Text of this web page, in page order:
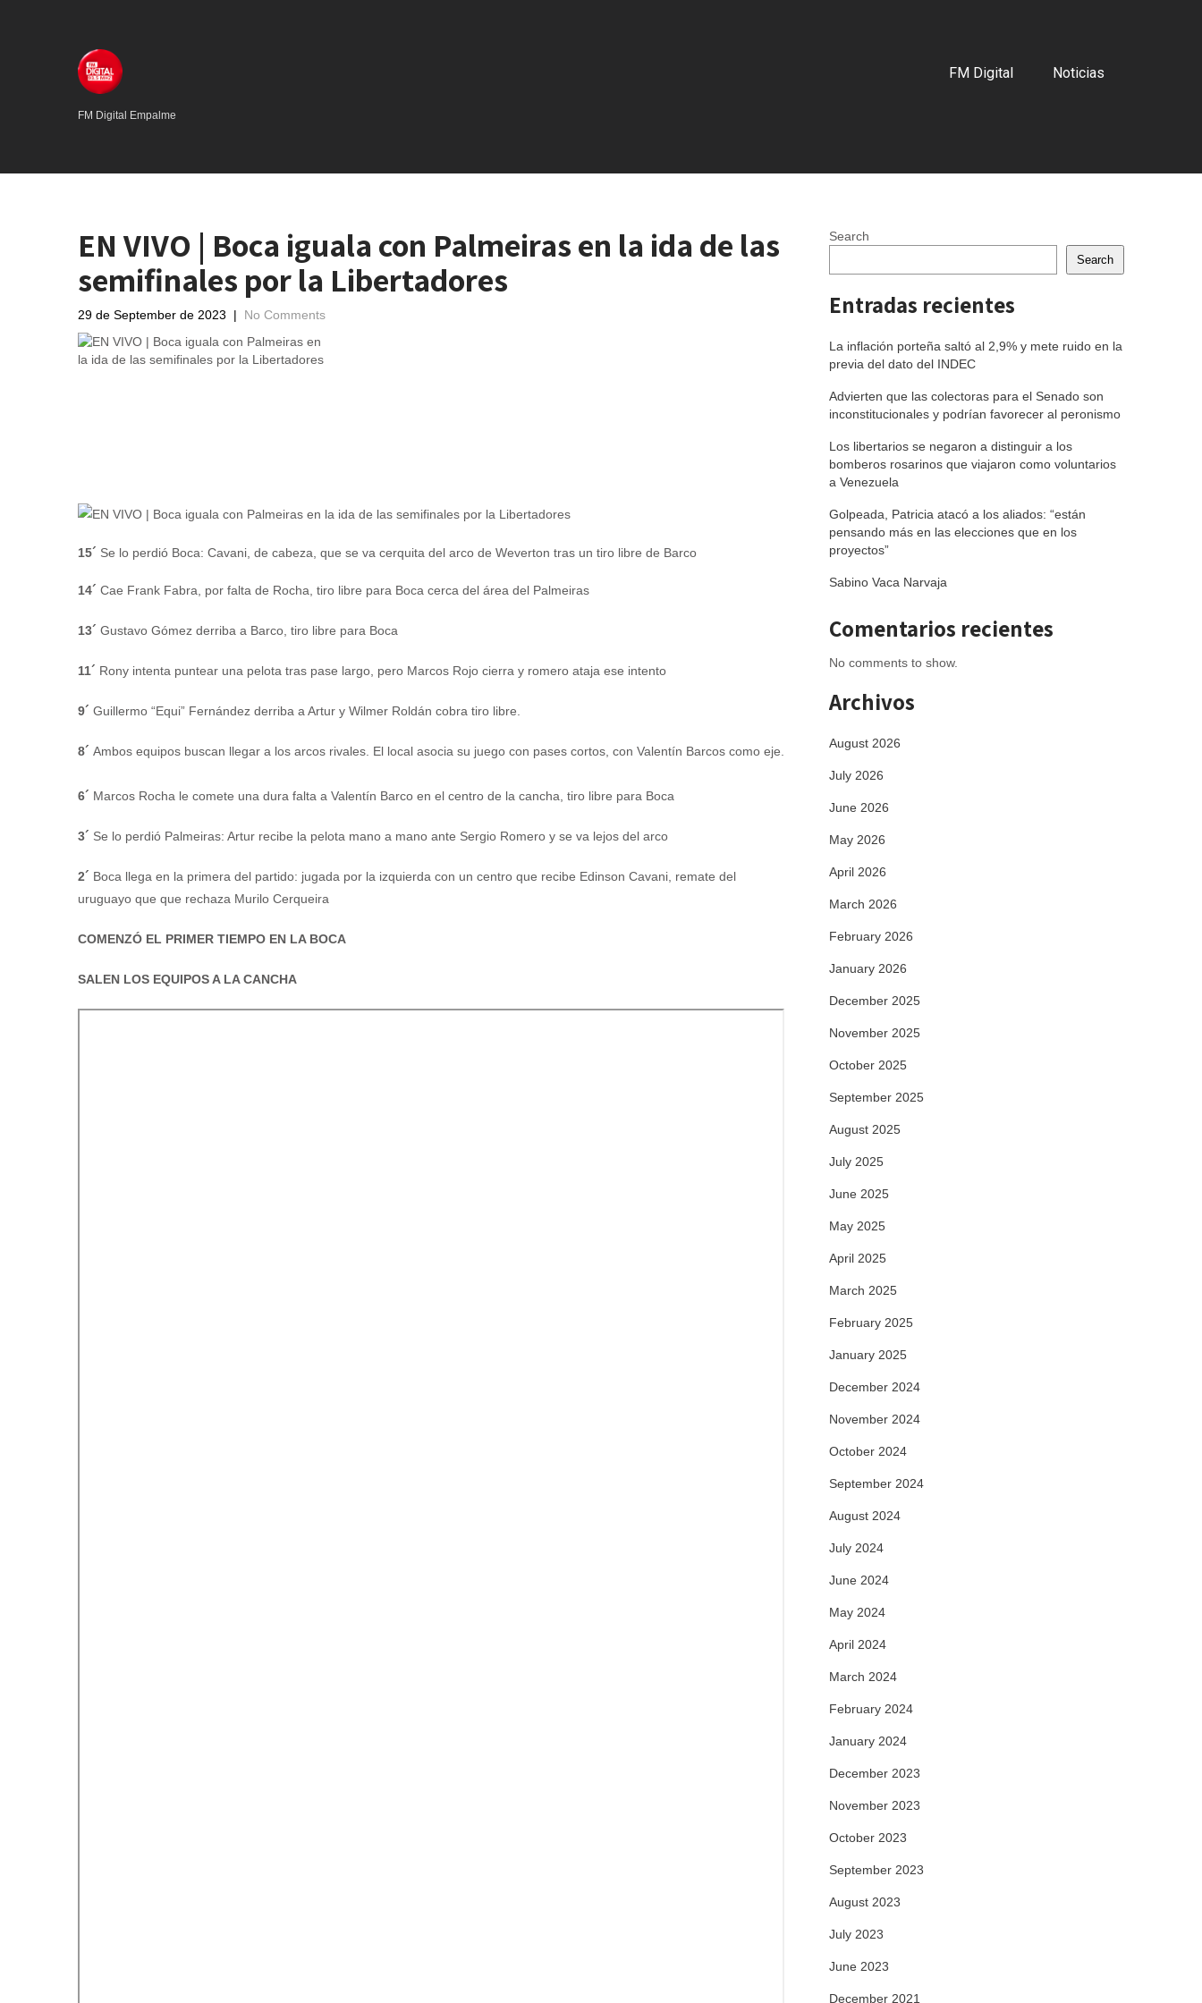
FM Digital Empalme
FM Digital Noticias
EN VIVO | Boca iguala con Palmeiras en la ida de las
semifinales por la Libertadores
29 de September de 2023 | No Comments
15´ Se lo perdió Boca: Cavani, de cabeza, que se va cerquita del arco de Weverton tras un tiro libre de Barco
14´ Cae Frank Fabra, por falta de Rocha, tiro libre para Boca cerca del área del Palmeiras
13´ Gustavo Gómez derriba a Barco, tiro libre para Boca
11´ Rony intenta puntear una pelota tras pase largo, pero Marcos Rojo cierra y romero ataja ese intento
9´ Guillermo “Equi” Fernández derriba a Artur y Wilmer Roldán cobra tiro libre.
8´ Ambos equipos buscan llegar a los arcos rivales. El local asocia su juego con pases cortos, con Valentín Barcos como eje.
6´ Marcos Rocha le comete una dura falta a Valentín Barco en el centro de la cancha, tiro libre para Boca
3´ Se lo perdió Palmeiras: Artur recibe la pelota mano a mano ante Sergio Romero y se va lejos del arco
2´ Boca llega en la primera del partido: jugada por la izquierda con un centro que recibe Edinson Cavani, remate del
uruguayo que que rechaza Murilo Cerqueira
COMENZÓ EL PRIMER TIEMPO EN LA BOCA
SALEN LOS EQUIPOS A LA CANCHA
Search
Search
Entradas recientes
La inflación porteña saltó al 2,9% y mete ruido en la
previa del dato del INDEC
Advierten que las colectoras para el Senado son
inconstitucionales y podrían favorecer al peronismo
Los libertarios se negaron a distinguir a los
bomberos rosarinos que viajaron como voluntarios
a Venezuela
Golpeada, Patricia atacó a los aliados: “están
pensando más en las elecciones que en los
proyectos”
Sabino Vaca Narvaja
Comentarios recientes
No comments to show.
Archivos
August 2026
July 2026
June 2026
May 2026
April 2026
March 2026
February 2026
January 2026
December 2025
November 2025
October 2025
September 2025
August 2025
July 2025
June 2025
May 2025
April 2025
March 2025
February 2025
January 2025
December 2024
November 2024
October 2024
September 2024
August 2024
July 2024
June 2024
May 2024
April 2024
March 2024
February 2024
January 2024
December 2023
November 2023
October 2023
September 2023
August 2023
July 2023
June 2023
December 2021